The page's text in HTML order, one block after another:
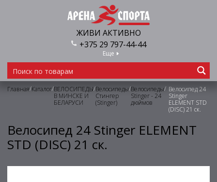
ЖИВИ АКТИВНО
+375 29 797-44-44
Еще
Главная/Каталог/ВЕЛОСИПЕДЫ
В МИНСКЕ И
БЕЛАРУСИ
/Велосипеды
Стингер
(Stinger)
/Велосипеды
Stinger - 24
дюймов
/ Велосипед 24
Stinger
ELEMENT STD
(DISC) 21 ск.
Велосипед 24 Stinger ELEMENT
STD (DISC) 21 ск.